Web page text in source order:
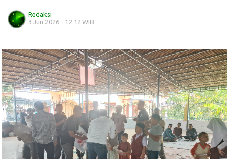
Redaksi
3 Jun 2026 - 12.12 WIB